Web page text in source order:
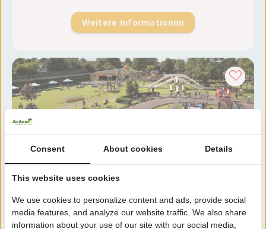
Weitere Informationen
Linnaeushof
Noord-Holland, Heemstede
Consent About cookies Details
This website uses cookies
We use cookies to personalize content and ads, provide social
media features, and analyze our website traffic. We also share
information about your use of our site with our social media,